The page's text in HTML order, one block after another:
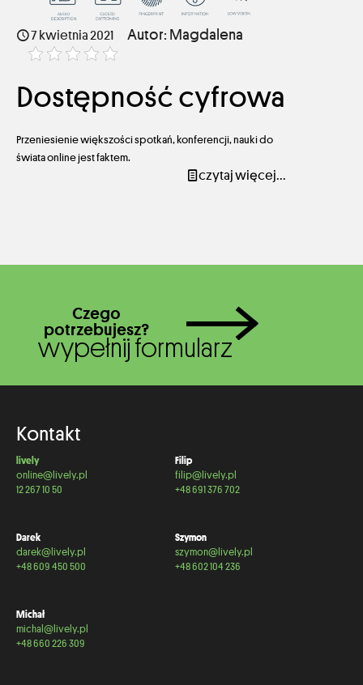
7 kwietnia 2021 Autor: Magdalena
Dostępność cyfrowa
Przeniesienie większości spotkań, konferencji, nauki do
świata online jest faktem.
czytaj więcej...
Czego
potrzebujesz?
wypełnij formularz
Kontakt
lively
online@lively.pl
12 267 10 50
Darek
darek@lively.pl
+48 609 450 500
Michał
michal@lively.pl
+48 660 226 309
Filip
filip@lively.pl
+48 691 376 702
Szymon
szymon@lively.pl
+48 602 104 236